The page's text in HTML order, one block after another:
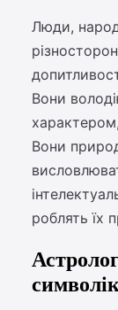
Люди,
Вони
Вони
роблять їх